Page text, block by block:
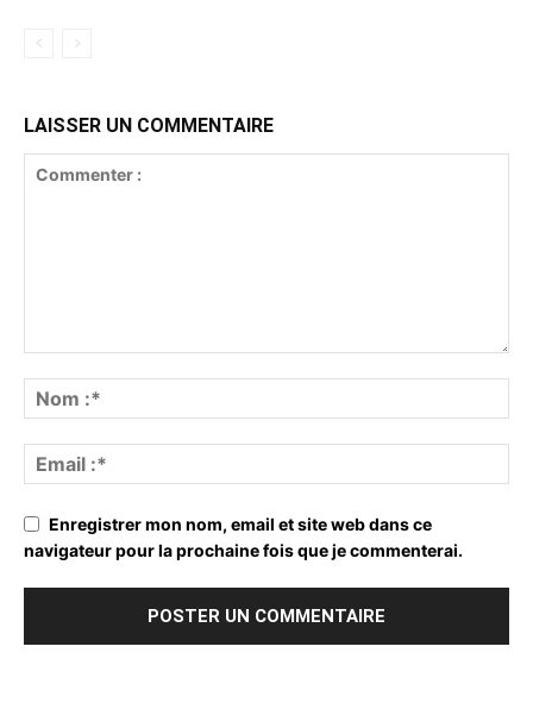
LAISSER UN COMMENTAIRE
Enregistrer mon nom, email et site web dans ce
navigateur pour la prochaine fois que je commenterai.